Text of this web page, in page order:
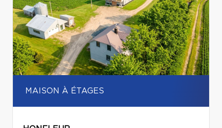
MAISON À ÉTAGES